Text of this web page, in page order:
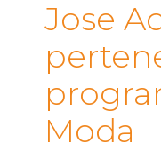
Jose
Moda